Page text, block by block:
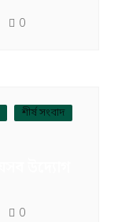
0
শীর্ষ সংবাদ
0